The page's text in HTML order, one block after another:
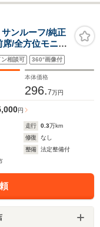
ンルーフ/純正
/全方位モニタ
レザー/ドライ
ジャック
ン相談可 360°画像付
本体価格
296.7万円
円
走行 0.3万km
修復
なし
整備
法定整備付